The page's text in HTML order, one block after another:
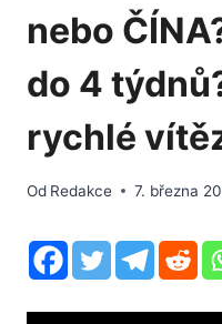
nebo
do 4
rychlé
Od Redakce 7. března